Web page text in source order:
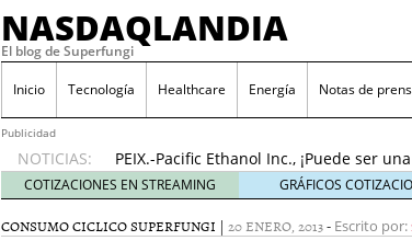
NASDAQLANDIA
El blog de Superfungi
Inicio Tecnología Healthcare Energía Notas de
Publicidad
NOTICIAS:
ODP.-Office Depot Inc…..¡El
2016
NVAX.-Novavax Inc…..¡El sol se puso!,
PEIX.-Pacific Ethanol Inc., ¡Puede ser
(Actu..31/10/2016)
31 octubre, 2016
Pruebas de Gráficos 23 noviembre, 2018
HIMX.-Himax Technologies, Inc.
COTIZACIONES EN STREAMING GRÁFICOS
CONSUMO CICLICOSUPERFUNGI | 20 ENERO, 2013- Escrito por: